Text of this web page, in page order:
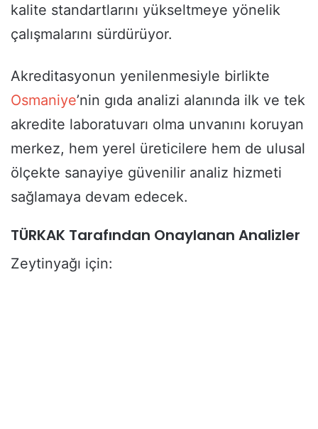
kalite standartlarını yükseltmeye yönelik
çalışmalarını sürdürüyor.
Akreditasyonun yenilenmesiyle birlikte
Osmaniye’nin gıda analizi alanında ilk ve tek
akredite laboratuvarı olma unvanını koruyan
merkez, hem yerel üreticilere hem de ulusal
ölçekte sanayiye güvenilir analiz hizmeti
sağlamaya devam edecek.
TÜRKAK Tarafından Onaylanan Analizler
Zeytinyağı için: